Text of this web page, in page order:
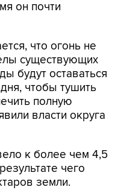
он почти
что огонь не
существующих
будут оставаться
чтобы тушить
полную
власти округа
к более чем 4,5
чего
земли.